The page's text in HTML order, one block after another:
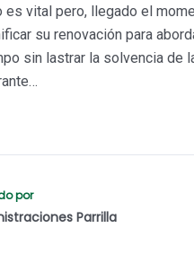
es vital pero, llegado el
su renovación para
sin lastrar la solvencia de
por
Parrilla